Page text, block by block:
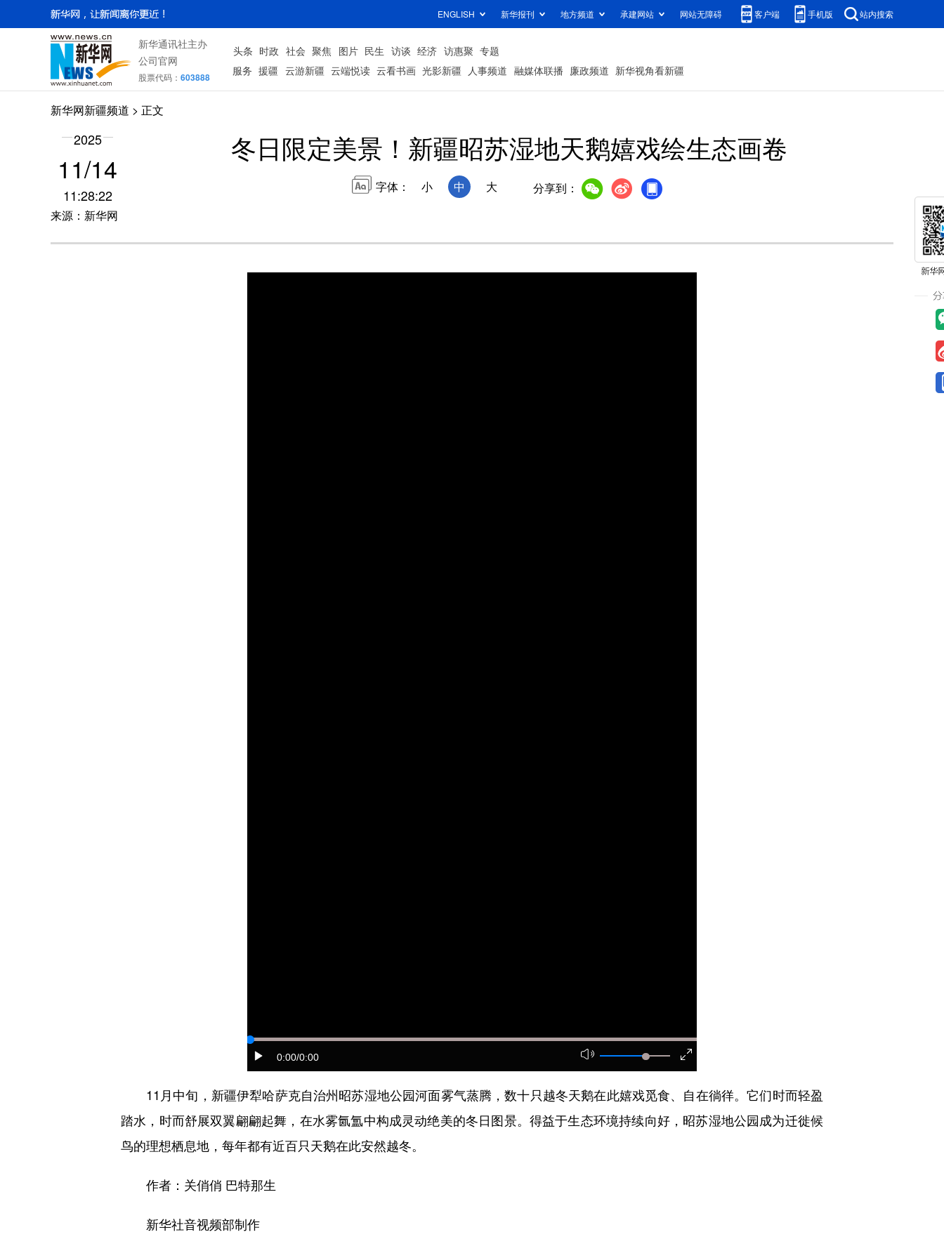
ENGLISH 新华报刊 地方频道 承建网站 网站无障碍 客户端 手机版 站内搜索
新华通讯社主办
公司官网
股票代码： 603888
头条 时政 社会 聚焦 图片 民生 访谈 经济 访惠聚 专题
服务 援疆 云游新疆 云端悦读 云看书画 光影新疆 人事频道 融媒体联播 廉政频道 新华视角看新疆
新华网新疆频道 > 正文
2025
11/14
11:28:22
来源：新华网
冬日限定美景！新疆昭苏湿地天鹅嬉戏绘生态画卷
字体： 小 中 大 分享到：
0:00/0:00
11月中旬，新疆伊犁哈萨克自治州昭苏湿地公园河面雾气蒸腾，数十只越冬天鹅在此嬉戏觅食、自在徜徉。它们时而轻盈
踏水，时而舒展双翼翩翩起舞，在水雾氤氲中构成灵动绝美的冬日图景。得益于生态环境持续向好，昭苏湿地公园成为迁徙候
鸟的理想栖息地，每年都有近百只天鹅在此安然越冬。
作者：关俏俏 巴特那生
新华社音视频部制作